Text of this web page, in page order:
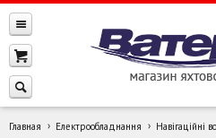
Главная Електрообладнання Навігаційні